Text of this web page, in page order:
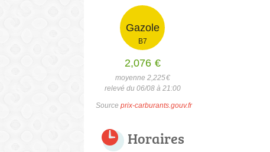
Gazole
B7
2,076 €
moyenne 2,225€
relevé du 06/08 à 21:00
Source prix-carburants.gouv.fr
Horaires